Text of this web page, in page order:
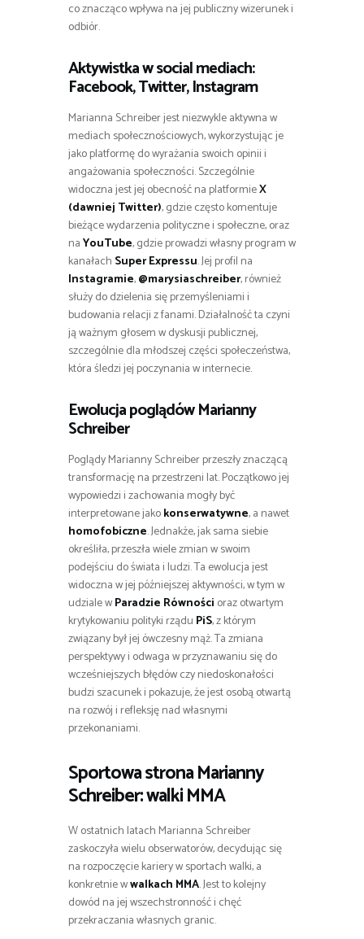
co znacząco wpływa na jej publiczny wizerunek i
odbiór.
Aktywistka w social mediach:
Facebook, Twitter, Instagram
Marianna Schreiber jest niezwykle aktywna w
mediach społecznościowych, wykorzystując je
jako platformę do wyrażania swoich opinii i
angażowania społeczności. Szczególnie
widoczna jest jej obecność na platformieX
(dawniej Twitter), gdzie często komentuje
bieżące wydarzenia polityczne i społeczne, oraz
naYouTube, gdzie prowadzi własny program w
kanałach Super Expressu. Jej profil na
Instagramie,@marysiaschreiber, również
służy do dzielenia się przemyśleniami i
budowania relacji z fanami. Działalność ta czyni
ją ważnym głosem w dyskusji publicznej,
szczególnie dla młodszej części społeczeństwa,
która śledzi jej poczynania w internecie.
Ewolucja poglądów Marianny
Schreiber
Poglądy Marianny Schreiber przeszły znaczącą
transformację na przestrzeni lat. Początkowo jej
wypowiedzi i zachowania mogły być
interpretowane jakokonserwatywne, a nawet
homofobiczne. Jednakże, jak sama siebie
określiła, przeszła wiele zmian w swoim
podejściu do świata i ludzi. Ta ewolucja jest
widoczna w jej późniejszej aktywności, w tym w
udziale wParadzie Równości oraz otwartym
krytykowaniu polityki rządu PiS, z którym
związany był jej ówczesny mąż. Ta zmiana
perspektywy i odwaga w przyznawaniu się do
wcześniejszych błędów czy niedoskonałości
budzi szacunek i pokazuje, że jest osobą otwartą
na rozwój i refleksję nad własnymi
przekonaniami.
Sportowa strona Marianny
Schreiber: walki MMA
W ostatnich latach Marianna Schreiber
zaskoczyła wielu obserwatorów, decydując się
na rozpoczęcie kariery w sportach walki, a
konkretnie wwalkach MMA. Jest to kolejny
dowód na jej wszechstronność i chęć
przekraczania własnych granic.